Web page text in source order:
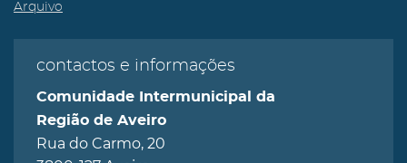
Arquivo
contactos e informações
Comunidade Intermunicipal da
Região de Aveiro
Rua do Carmo, 20